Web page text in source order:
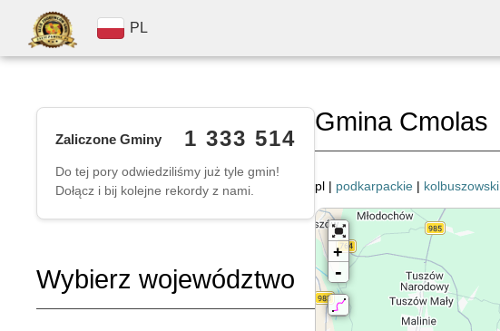
PL
Zaliczone Gminy 1 333 514
Do tej pory odwiedziliśmy już tyle gmin!
Dołącz i bij kolejne rekordy z nami.
Wybierz województwo
Gmina Cmolas
pl | podkarpackie| kolbuszowski
+
-